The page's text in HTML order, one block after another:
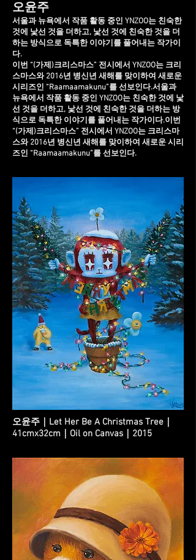
오윤주
서울과 뉴욕에서 작품 활동 중인 YNZOO는 친숙한
것에 낯선 것을 더하고, 낯선 것에 친숙한 것을 더
하는 방식으로 독특한 이야기를 풀어내는 작가이
다.
이번 “(가제)크리스마스” 전시에서 YNZOO는 크리
스마스와 2016년 병신년 새해를 맞이하여 새로운
시리즈인 “Raamaamakunu”를 선보인다.서울과
뉴욕에서 작품 활동 중인 YNZOO는 친숙한 것에 낯
선 것을 더하고, 낯선 것에 친숙한 것을 더하는 방
식으로 독특한 이야기를 풀어내는 작가이다.이번
“(가제)크리스마스” 전시에서 YNZOO는 크리스마
스와 2016년 병신년 새해를 맞이하여 새로운 시리
즈인 “Raamaamakunu”를 선보인다.
오윤주｜Let Her Be A Christmas Tree｜
41cmx32cm｜Oil on Canvas｜2015